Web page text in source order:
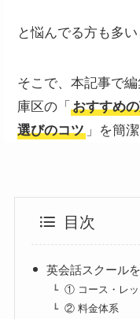
と悩んでる方も多い
そこで、本記事で
庫区の「おすすめ
選びのコツ 」を簡
目次
英会話スクール
① コース・レ
② 料金体系